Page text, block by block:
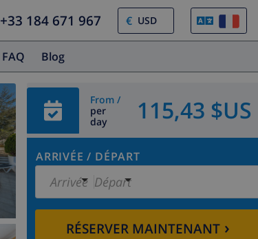
+33 184 671 967 €
FAQ Blog
From /
per
day
115,43 $US
ARRIVÉE / DÉPART
Arrivée Départ
RÉSERVER MAINTENANT›